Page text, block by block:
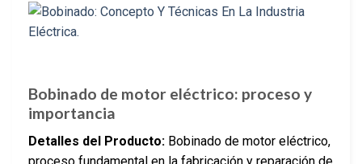
Bobinado de motor eléctrico: proceso y
importancia
Detalles del Producto: Bobinado de motor eléctrico,